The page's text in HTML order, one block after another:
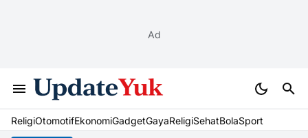
Ad
ReligiOtomotifEkonomiGadgetGayaReligiSehatBolaSport